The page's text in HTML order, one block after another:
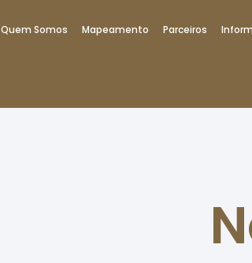
Quem Somos Mapeamento Parceiros